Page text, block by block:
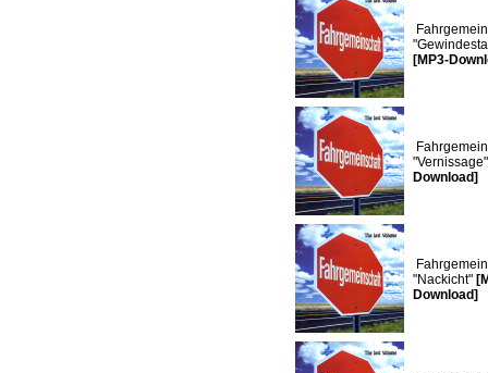
[MP3-
Download]
"Nackicht"
Download]